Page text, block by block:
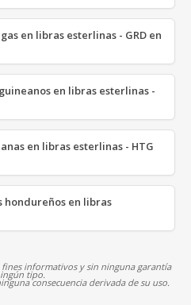
en libras esterlinas - GRD en
en libras esterlinas -
en libras esterlinas - HTG
hondureños en libras
fines informativos y sin ninguna garantía
tipo.
consecuencia derivada de su uso.